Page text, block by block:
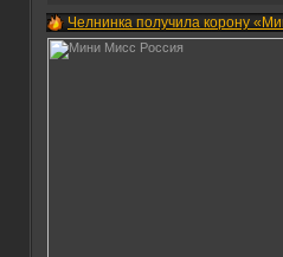
Челнинка получила корону